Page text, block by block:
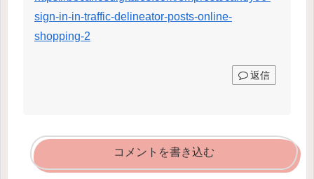
sign-in-in-traffic-delineator-posts-online-
shopping-2
返信
コメントを書き込む